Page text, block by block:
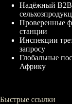
Надёжный
Проверенные
станции
Инспекции
запросу
Глобальные
Африку
Быстрые ссылки